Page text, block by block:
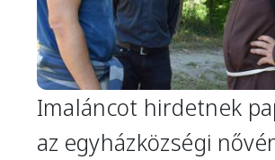
Imaláncot hirdetnek
az egyházközségi